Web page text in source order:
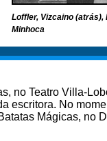
Loffler, Vizcaino
Minhoca
no Teatro Villa-
escritora. No
Mágicas, no